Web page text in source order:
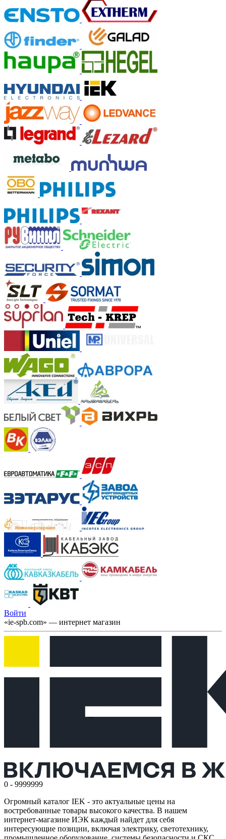
Войти
«ie-spb.com» — интернет магазин
0 - 9999999
Огромный каталог IEK - это актуальные цены на
востребованные товары высокого качества. В нашем
интернет-магазине ИЭК каждый найдет для себя
интересующие позиции, включая электрику, светотехнику,